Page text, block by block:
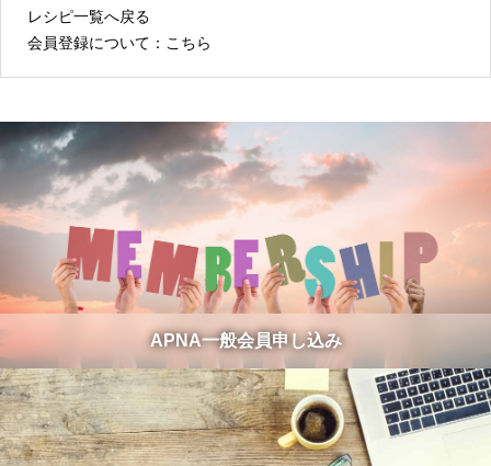
レシピ一覧へ戻る
会員登録について： こちら
APNA一般会員申し込み